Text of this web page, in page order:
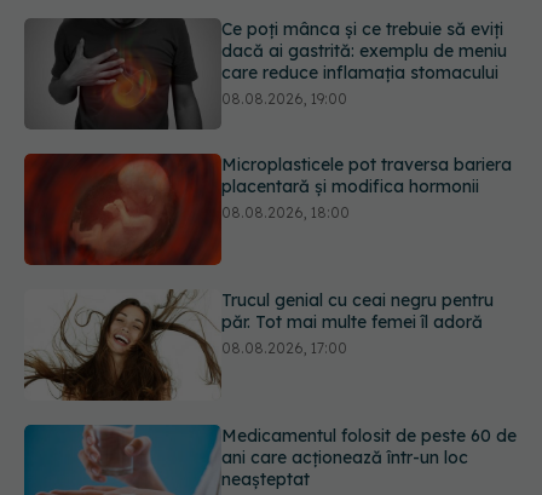
Microplasticele pot traversa bariera
placentară și modifica hormonii
08.08.2026, 18:00
Trucul genial cu ceai negru pentru
păr. Tot mai multe femei îl adoră
08.08.2026, 17:00
Medicamentul folosit de peste 60 de
ani care acționează într-un loc
neașteptat
Transpirații nocturne: semnul ignorat
care poate ascunde probleme
serioase de sănătate